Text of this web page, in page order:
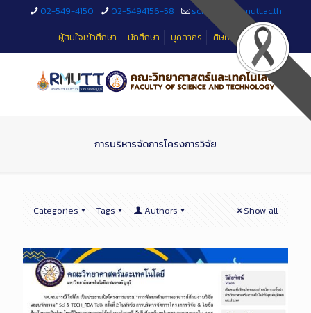
02-549-4150 02-5494156-58
sciteched@rmutt.ac.th
ผู้สนใจเข้าศึกษา
นักศึกษา บุคลากร ศิษย์เก่า
การบริหารจัดการโครงการวิจัย
Categories Tags Authors Show all